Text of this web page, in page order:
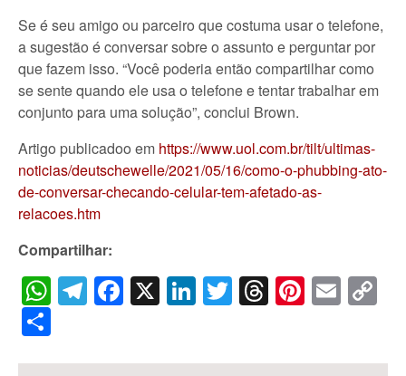
Se é seu amigo ou parceiro que costuma usar o telefone,
a sugestão é conversar sobre o assunto e perguntar por
que fazem isso. “Você poderia então compartilhar como
se sente quando ele usa o telefone e tentar trabalhar em
conjunto para uma solução”, conclui Brown.
Artigo publicadoo em https://www.uol.com.br/tilt/ultimas-
noticias/deutschewelle/2021/05/16/como-o-phubbing-ato-
de-conversar-checando-celular-tem-afetado-as-
relacoes.htm
Compartilhar:
WhatsApp
Telegram
Facebook
X LinkedIn
Twitter
Threads